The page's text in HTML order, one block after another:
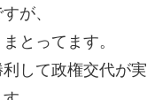
が、
とってます。
して政権交代が実